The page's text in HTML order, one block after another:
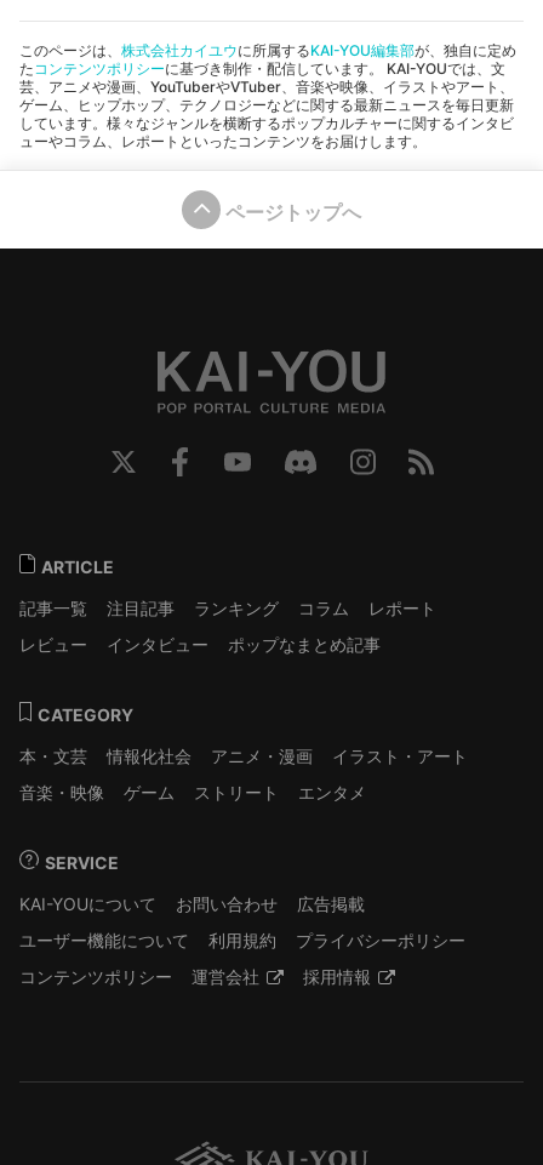
このページは、 株式会社カイユウに所属するKAI-YOU編集部が、独自に定め
た コンテンツポリシーに基づき制作・配信しています。 KAI-YOUでは、文
芸、アニメや漫画、YouTuberやVTuber、音楽や映像、イラストやアート、
ゲーム、ヒップホップ、テクノロジーなどに関する最新ニュースを毎日更新
しています。様々なジャンルを横断するポップカルチャーに関するインタビ
ューやコラム、レポートといったコンテンツをお届けします。
ページトップへ
ARTICLE
記事一覧
注目記事 ランキング コラム
レポート
レビュー
インタビュー ポップなまとめ記事
CATEGORY
本・文芸
情報化社会 アニメ・漫画
イラスト・アート
音楽・映像
ゲーム ストリート エンタメ
SERVICE
KAI-YOUについて
お問い合わせ
広告掲載
ユーザー機能について
利用規約
プライバシーポリシー
コンテンツポリシー
運営会社 採用情報